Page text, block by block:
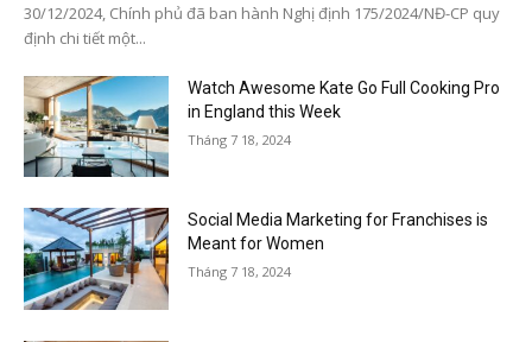
30/12/2024, Chính phủ đã ban hành Nghị định 175/2024/NĐ-CP quy
định chi tiết một...
Watch Awesome Kate Go Full Cooking Pro
in England this Week
Tháng 7 18, 2024
Social Media Marketing for Franchises is
Meant for Women
Tháng 7 18, 2024